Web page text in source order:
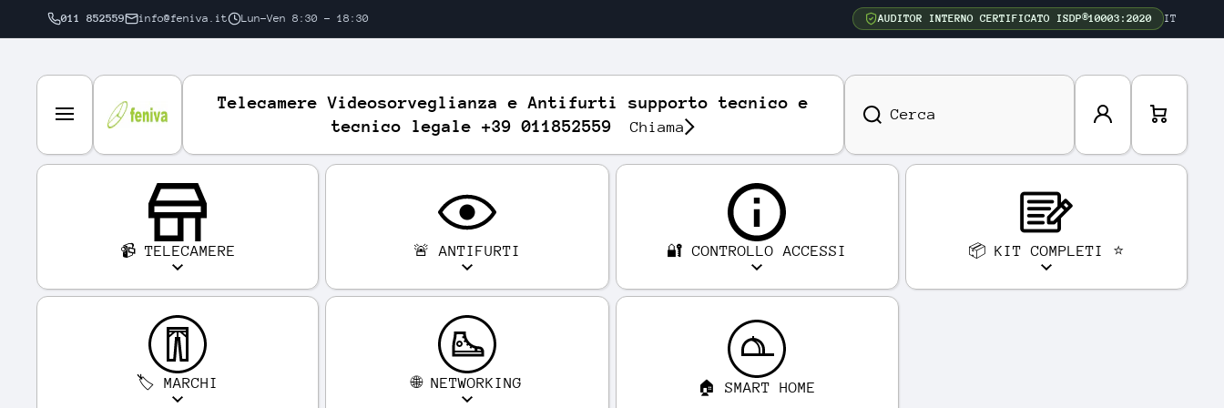
VAI DIRETTAMENTE AI CONTENUTI
011 852559 info@feniva.it Lun-Ven 8:30 - 18:30 AUDITOR INTERNO CERTIFICATO ISDP®10003:2020 IT
Telecamere Videosorveglianza e Antifurti supporto tecnico e
tecnico legale +39 011852559
Chiama
Cerca
Acced
Carre
llo
📹 TELECAMERE 🚨 ANTIFURTI 🔐 CONTROLLO ACCESSI 📦 KIT COMPLETI ⭐
🏷️ MARCHI 🌐 NETWORKING 🏠 SMART HOME